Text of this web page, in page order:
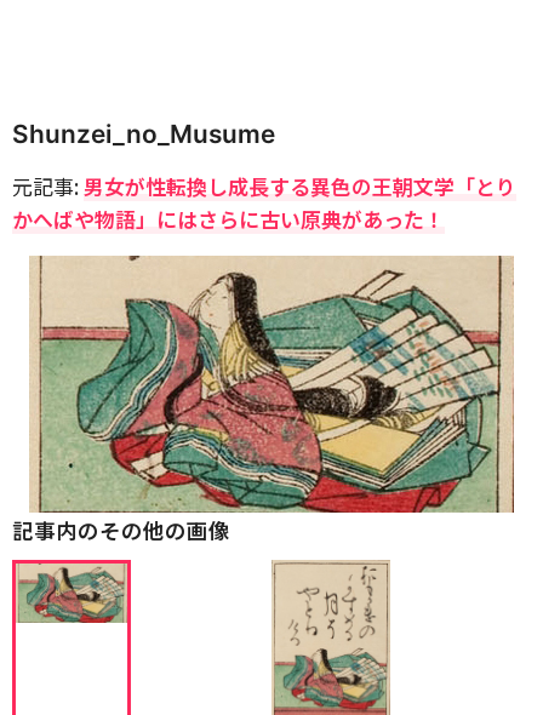
Shunzei_no_Musume
元記事:男女が性転換し成長する異色の王朝文学「とり
かへばや物語」にはさらに古い原典があった！
記事内のその他の画像